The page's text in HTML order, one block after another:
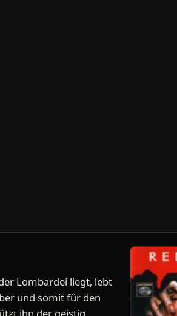
Lombardei liegt, lebt
und somit für den
ihn der geistig